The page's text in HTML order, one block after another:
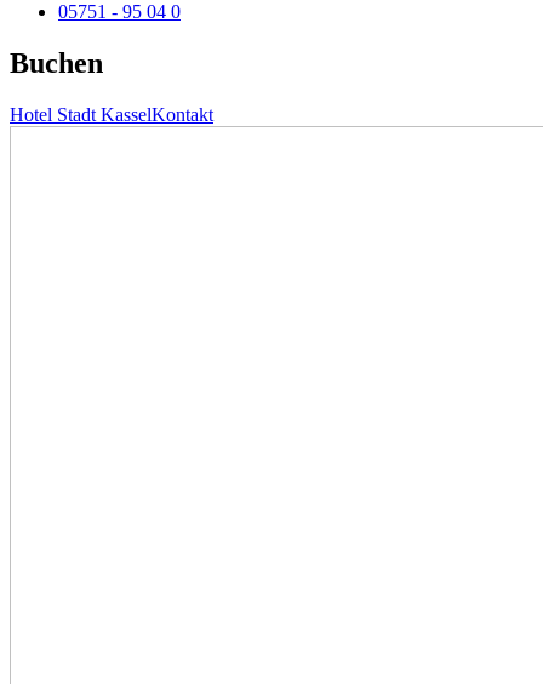
05751 - 95 04 0
Buchen
Hotel Stadt KasselKontakt